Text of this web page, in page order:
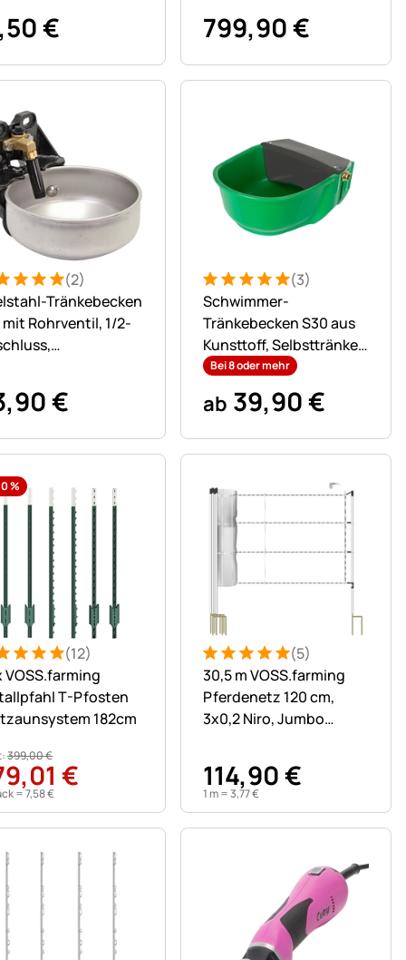
,50€
Reihen, ein Tor
799,90€
5 von 5 (2 Bewertungen)
(2)
Tränkebecken
mit Rohrventil, 1/2-
,90€
Bewertung: 5 von 5 (3
3 Bewertungen
(3)
Schwimmer-
Tränkebecken S30 aus
Kunsttoff, Selbsttränke
für Pferde und Rinder
Bei 8 oder mehr
ab 39,90€
%
5 von 5 (12 Bewertungen)
(12)
VOSS.farming
T-Pfosten
182cm
399,00€
,01 €
=7,58€
Bewertung: 5 von 5 (5
5 Bewertungen
(5)
30,5 m VOSS.farming
Pferdenetz 120 cm,
3x0,2 Niro, Jumbo
weiß
114,90€
1 m =3,77€